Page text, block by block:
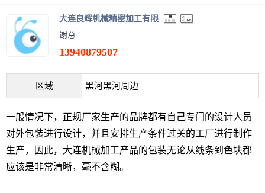
大连良辉机械精密加工有限
谢总
13940879507
区域 黑河黑河周边
一般情况下，正规厂家生产的品牌都有自己专门的设计人员
对外包装进行设计，并且安排生产条件过关的工厂进行制作
生产，因此，大连机械加工产品的包装无论从线条到色块都
应该是非常清晰，毫不含糊。